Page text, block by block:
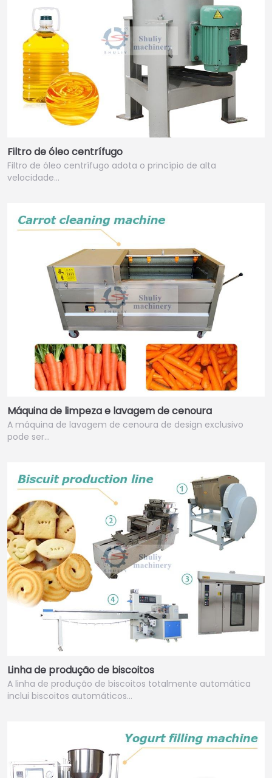
Filtro de óleo centrífugo
Filtro de óleo centrífugo adota o princípio de alta
velocidade…
Máquina de limpeza e lavagem de cenoura
A máquina de lavagem de cenoura de design exclusivo
pode ser…
Linha de produção de biscoitos
A linha de produção de biscoitos totalmente automática
inclui biscoitos automáticos…